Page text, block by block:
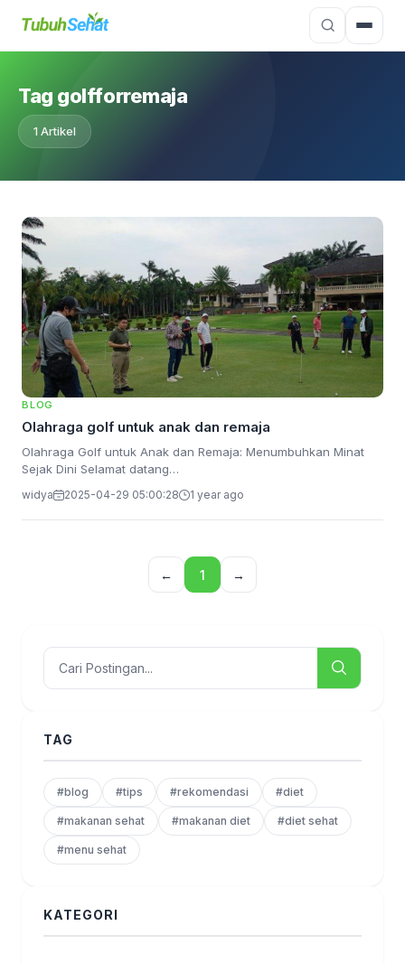
Tag golfforremaja
1 Artikel
BLOG
Olahraga golf untuk anak dan remaja
Olahraga Golf untuk Anak dan Remaja: Menumbuhkan Minat
Sejak Dini Selamat datang…
widya 2025-04-29 05:00:28 1 year ago
← 1 →
TAG
#blog #tips #rekomendasi #diet
#makanan sehat #makanan diet #diet sehat
#menu sehat
KATEGORI